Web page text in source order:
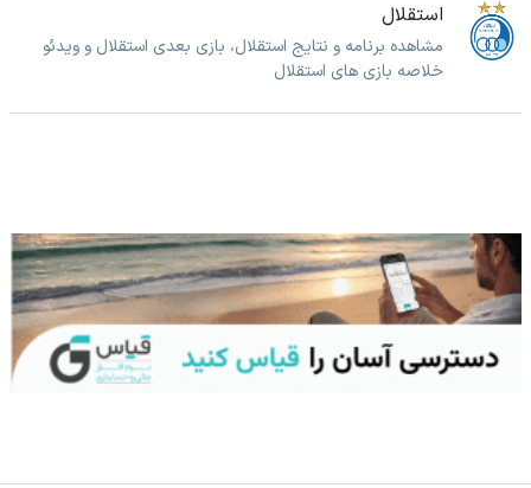
استقلال
مشاهده برنامه و نتایج استقلال، بازی بعدی استقلال و ویدئو
خلاصه بازی های استقلال